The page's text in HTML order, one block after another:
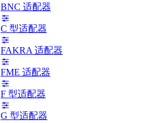
BNC 适配器
C 型适配器
FAKRA 适配器
FME 适配器
F 型适配器
G 型适配器